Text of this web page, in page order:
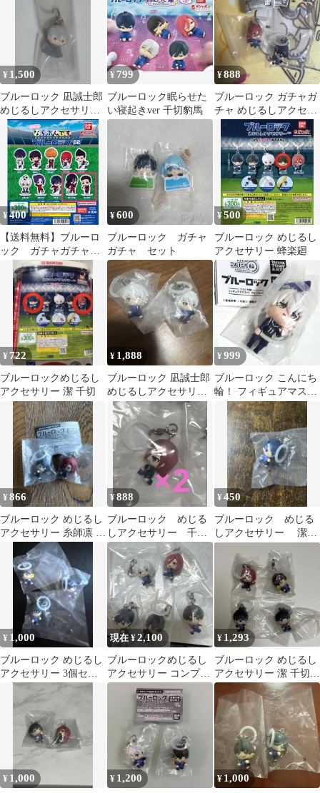
¥ 1,500
ブルーロック 凪誠士郎
めじるしアクセサリー
ガチャ
¥ 799
ブルーロック眠らせた
い寝起きver 千切豹馬
¥888
ブルーロック ガチャガ
チャ めじるしアクセサ
リー 潔世一 千切豹馬
¥400
【送料無料】ブルーロ
ック ガチャガチャセ
ット
¥600
ブルーロック ガチャ
ガチャ セット
¥500
ブルーロック めじるし
アクセサリー 蜂楽廻
¥ 722
ブルーロックめじるし
アクセサリー 潔 千切
¥ 1,888
ブルーロック 凪誠士郎
めじるしアクセサリー
2個セット
¥999
ブルーロック こんにち
輪！ フィギュアマスコ
ット 凪誠士郎 新品 キ
ーホルダー
¥866
ブルーロック めじるし
アクセサリー 糸師凛 千
切豹馬 2個セット
¥888
ブルーロック めじる
しアクセサリー 千切
豹馬
¥450
ブルーロック めじる
しアクセサリー 潔世
一
¥ 1,000
ブルーロック めじるし
アクセサリー 3個セッ
現在 ¥2,100
ブルーロックめじるし
アクセサリー コンプリ
ート
¥ 1,293
ブルーロック めじるし
アクセサリー 潔 千切
蜂楽 4つセット
¥ 1,000 ¥ 1,200 ¥1,000